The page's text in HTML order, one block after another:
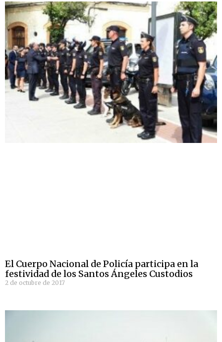
El Cuerpo Nacional de Policía participa en la
festividad de los Santos Ángeles Custodios
2 de octubre de 2017